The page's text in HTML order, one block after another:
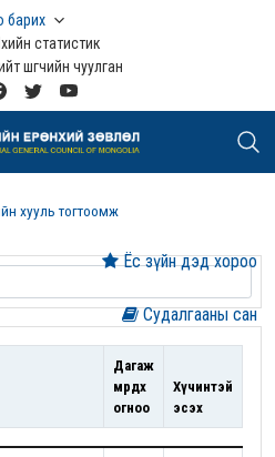
барих
статистик
шүүгчийн чуулган
хууль тогтоомж
Дагаж
мөрдөх
огноо
Хүчинтэй
эсэх
Судалгааны сан
Ёс зүйн дэд хороо